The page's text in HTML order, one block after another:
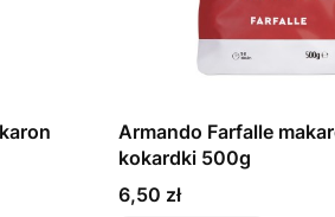
Armando Farfalle
kokardki 500g
Cena
6,50 zł